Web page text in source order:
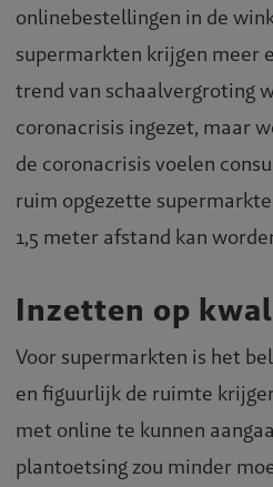
onlinebestellingen in de
supermarkten krijgen meer
trend van schaalvergroting
coronacrisis ingezet, maar
de coronacrisis voelen
ruim opgezette
1,5 meter afstand kan
Inzetten op
Voor supermarkten is het
en figuurlijk de ruimte
met online te kunnen
plantoetsing zou minder